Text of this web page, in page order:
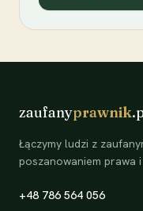
zaufanyprawnik
Łączymy ludzi z
poszanowaniem prawa
+48 786 564 056